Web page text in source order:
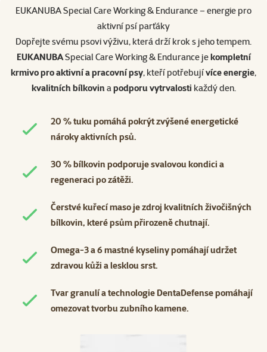
EUKANUBA Special Care Working & Endurance – energie pro
aktivní psí parťáky
Dopřejte svému psovi výživu, která drží krok s jeho tempem.
EUKANUBASpecial Care Working & Endurance jekompletní
krmivo pro aktivní a pracovní psy, kteří potřebujívíce energie,
kvalitních bílkovin a podporu vytrvalosti každý den.
20 % tuku pomáhá pokrýt zvýšené energetické
nároky aktivních psů.
30 % bílkovin podporuje svalovou kondici a
regeneraci po zátěži.
Čerstvé kuřecí maso je zdroj kvalitních živočišných
bílkovin, které psům přirozeně chutnají.
Omega-3 a 6 mastné kyseliny pomáhají udržet
zdravou kůži a lesklou srst.
Tvar granulí a technologie DentaDefense pomáhají
omezovat tvorbu zubního kamene.